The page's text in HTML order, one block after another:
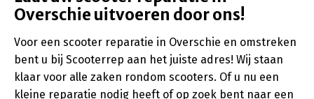
Overschie uitvoeren door ons!
Voor een scooter reparatie in Overschie en omstreken
bent u bij Scooterrep aan het juiste adres! Wij staan
klaar voor alle zaken rondom scooters. Of u nu een
kleine reparatie nodig heeft of op zoek bent naar een